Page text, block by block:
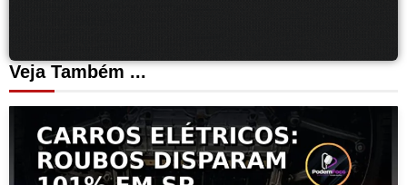
Veja Também ...